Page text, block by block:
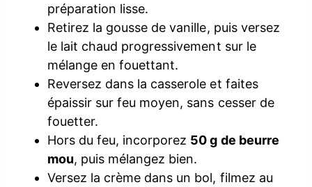
préparation lisse.
Retirez la gousse de vanille, puis versez
le lait chaud progressivement sur le
mélange en fouettant.
Reversez dans la casserole et faites
épaissir sur feu moyen, sans cesser de
fouetter.
Hors du feu, incorporez 50 g de beurre
mou, puis mélangez bien.
Versez la crème dans un bol, filmez au